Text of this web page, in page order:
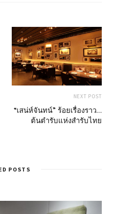
NEXT POST
“เสน่ห์จันทน์” ร้อยเรื่องราว…
ต้นตำรับแห่งสำรับไทย
POSTS